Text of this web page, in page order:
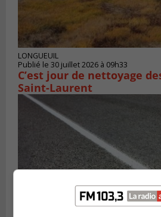
LONGUEUIL
Publié le 30 juillet 2026 à 09h33
C’est jour de nettoyage
Saint-Laurent